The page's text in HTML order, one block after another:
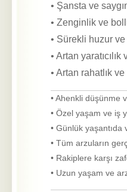
• Şansta ve
• Zenginlik ve
• Sürekli huzur ve
• Artan yaratıcılık
• Artan rahatlık
•Ahenkli düşünme
• Özel yaşam ve iş
• Günlük yaşantıda
• Tüm arzuların
• Rakiplere karşı
• Uzun yaşam ve